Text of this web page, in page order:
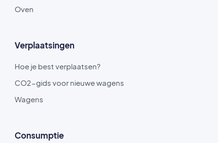
Oven
Verplaatsingen
Hoe je best verplaatsen?
CO2-gids voor nieuwe wagens
Wagens
Consumptie